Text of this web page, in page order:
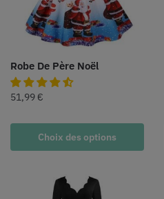
Robe De Père Noël
51,99 €
Choix des options